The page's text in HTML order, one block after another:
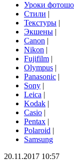
Уроки
Стили |
Текстуры |
Экшены |
Canon |
Nikon |
Fujifilm |
Olympus |
Panasonic |
Sony |
Leica |
Kodak |
Casio |
Pentax |
Polaroid |
Samsung
20.11.2017 10:57